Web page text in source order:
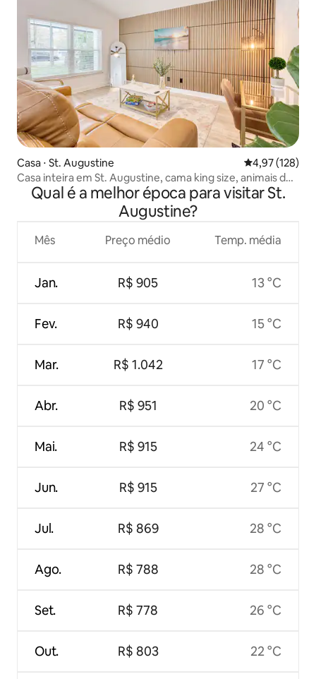
Casa ⋅ St. Augustine 4,97 de uma
4,97 (128)
Casa inteira em St. Augustine, cama king size, animais de
estimação permitidos
Qual é a melhor época para visitar St.
Augustine?
Mês
Jan.
Fev.
Mar.
Abr.
Mai.
Jun.
Jul.
Ago.
Set.
Out.
Preço médio
R$ 905
R$ 940
R$ 1.042
R$ 951
R$ 915
R$ 915
R$ 869
R$ 788
R$ 778
R$ 803
Temp. média
13 °C
15 °C
17 °C
20 °C
24 °C
27 °C
28 °C
28 °C
26 °C
22 °C